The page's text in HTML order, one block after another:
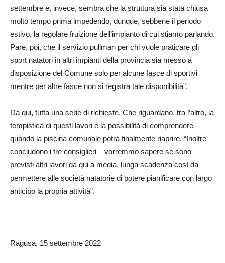
settembre e, invece, sembra che la struttura sia stata chiusa
molto tempo prima impedendo, dunque, sebbene il periodo
estivo, la regolare fruizione dell’impianto di cui stiamo parlando.
Pare, poi, che il servizio pullman per chi vuole praticare gli
sport natatori in altri impianti della provincia sia messo a
disposizione del Comune solo per alcune fasce di sportivi
mentre per altre fasce non si registra tale disponibilità”.
Da qui, tutta una serie di richieste. Che riguardano, tra l’altro, la
tempistica di questi lavori e la possibilità di comprendere
quando la piscina comunale potrà finalmente riaprire. “Inoltre –
concludono i tre consiglieri – vorremmo sapere se sono
previsti altri lavori da qui a media, lunga scadenza così da
permettere alle società natatorie di potere pianificare con largo
anticipo la propria attività”.
Ragusa, 15 settembre 2022